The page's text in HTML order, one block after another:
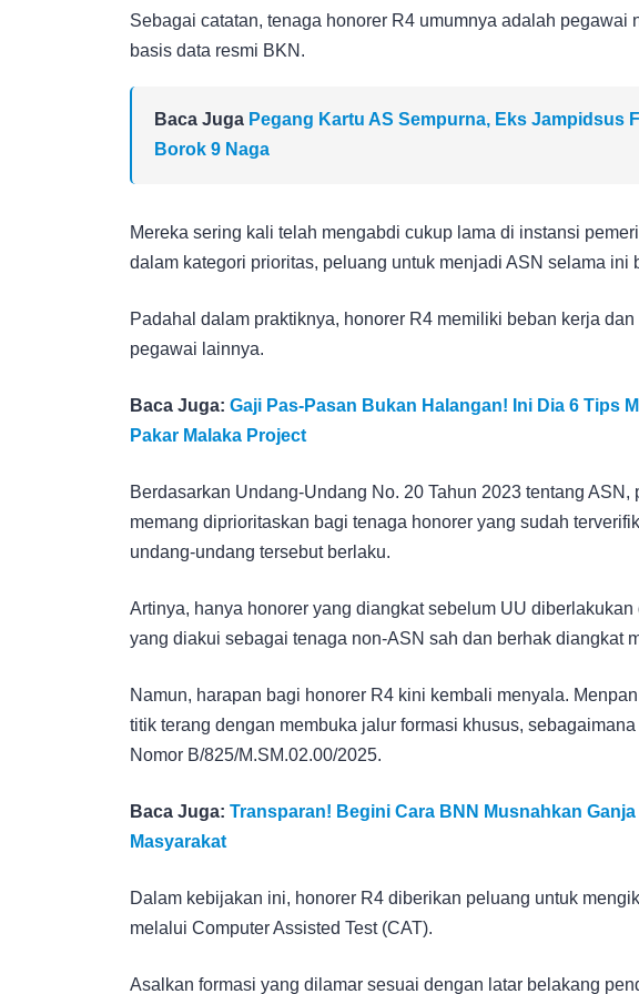
Sebagai catatan, tenaga honorer R4 umumnya adalah pegawai
basis data resmi BKN.
Baca Juga Pegang Kartu AS Sempurna, Eks Jampidsus
Borok 9 Naga
Mereka sering kali telah mengabdi cukup lama di instansi
dalam kategori prioritas, peluang untuk menjadi ASN selama ini
Padahal dalam praktiknya, honorer R4 memiliki beban kerja
pegawai lainnya.
Baca Juga: Gaji Pas-Pasan Bukan Halangan! Ini Dia 6 Tips
Pakar Malaka Project
Berdasarkan Undang-Undang No. 20 Tahun 2023 tentang
memang diprioritaskan bagi tenaga honorer yang sudah
undang-undang tersebut berlaku.
Artinya, hanya honorer yang diangkat sebelum UU
yang diakui sebagai tenaga non-ASN sah dan berhak diangkat
Namun, harapan bagi honorer R4 kini kembali menyala.
titik terang dengan membuka jalur formasi khusus,
Nomor B/825/M.SM.02.00/2025.
Baca Juga: Transparan! Begini Cara BNN Musnahkan
Masyarakat
Dalam kebijakan ini, honorer R4 diberikan peluang untuk
melalui Computer Assisted Test (CAT).
Asalkan formasi yang dilamar sesuai dengan latar belakang